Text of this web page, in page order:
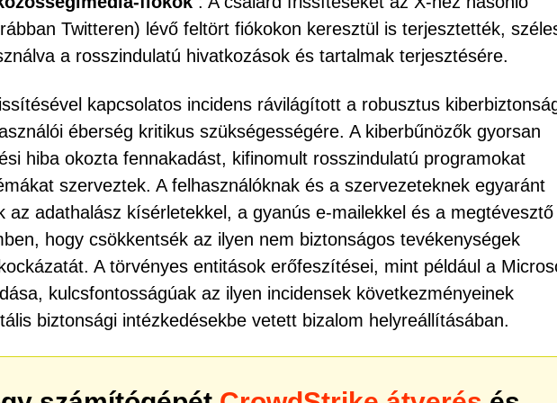
Twitteren) lévő feltört fiókokon keresztül is terjesztették,
a rosszindulatú hivatkozások és tartalmak terjesztésére.
kapcsolatos incidens rávilágított a robusztus
éberség kritikus szükségességére. A kiberbűnözők gyorsan
hiba okozta fennakadást, kifinomult rosszindulatú programokat
szerveztek. A felhasználóknak és a szervezeteknek egyaránt
az adathalász kísérletekkel, a gyanús e-mailekkel és a megtévesztő
hogy csökkentsék az ilyen nem biztonságos tevékenységek
A törvényes entitások erőfeszítései, mint például a
kulcsfontosságúak az ilyen incidensek következményeinek
biztonsági intézkedésekbe vetett bizalom helyreállításában.